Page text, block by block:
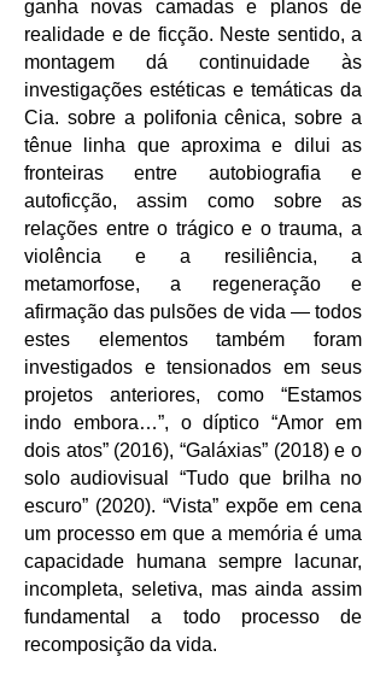
ganha novas camadas e planos de
realidade e de ficção. Neste sentido, a
montagem dá continuidade às
investigações estéticas e temáticas da
Cia. sobre a polifonia cênica, sobre a
tênue linha que aproxima e dilui as
fronteiras entre autobiografia e
autoficção, assim como sobre as
relações entre o trágico e o trauma, a
violência e a resiliência, a
metamorfose, a regeneração e
afirmação das pulsões de vida — todos
estes elementos também foram
investigados e tensionados em seus
projetos anteriores, como “Estamos
indo embora…”, o díptico “Amor em
dois atos” (2016), “Galáxias” (2018) e o
solo audiovisual “Tudo que brilha no
escuro” (2020). “Vista” expõe em cena
um processo em que a memória é uma
capacidade humana sempre lacunar,
incompleta, seletiva, mas ainda assim
fundamental a todo processo de
recomposição da vida.